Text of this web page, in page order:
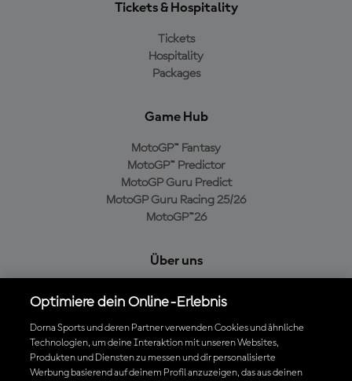
Tickets & Hospitality
Tickets
Hospitality
Packages
Game Hub
MotoGP™ Fantasy
MotoGP™ Predictor
MotoGP Guru Predict
MotoGP Guru Racing 25/26
MotoGP™26
Über uns
Cookie-Richtlinien
Geschäftsbedingungen
Datenschutzrichtlinien
Kaufrichtlinie
Optimiere dein Online-Erlebnis
Dorna Sports und deren Partner verwenden Cookies und ähnliche
Technologien, um deine Interaktion mit unseren Websites,
Produkten und Diensten zu messen und dir personalisierte
Werbung basierend auf deinem Profil anzuzeigen, das aus deinen